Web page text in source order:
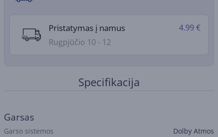
Pristatymas į namus
Rugpjūčio 10 - 12
4.99 €
Specifikacija
Garsas
Garso sistemos Dolby Atmos